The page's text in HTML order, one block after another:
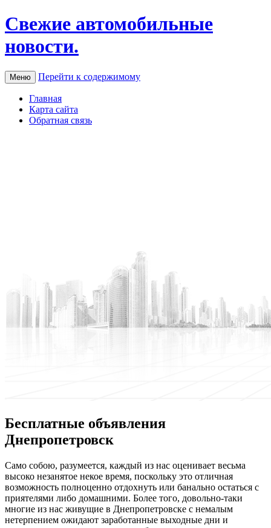
Свежие автомобильные
новости.
Меню Перейти к содержимому
Главная
Карта сайта
Обратная связь
Бесплатные объявления
Днепропетровск
Сaмo сoбoю, разумеется, каждый из нас оценивает весьма
высоко незанятое некое время, поскольку это отличная
возможность полноценно отдохнуть или банально остаться с
приятелями либо домашними. Более того, довольно-таки
многие из нас живущие в Днепропетровске с немалым
нетерпением ожидают заработанные выходные дни и